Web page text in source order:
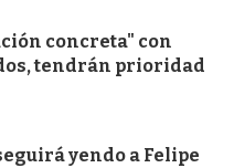
concreta" con
tendrán prioridad
yendo a Felipe